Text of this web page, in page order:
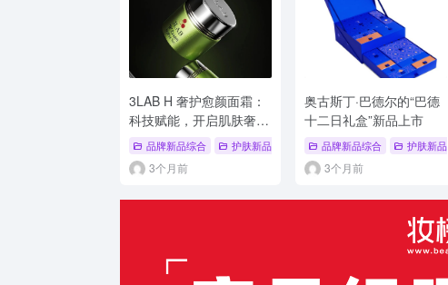
3LAB H 奢护愈颜面霜：
科技赋能，开启肌肤奢护
品牌新品综合 护肤新品 # 护肤新品 # 面霜 # 新品上市
3个月前
奥古斯丁·巴德尔的“巴德
十二日礼盒”新品上市
品牌新品综合 护肤新品
3个月前